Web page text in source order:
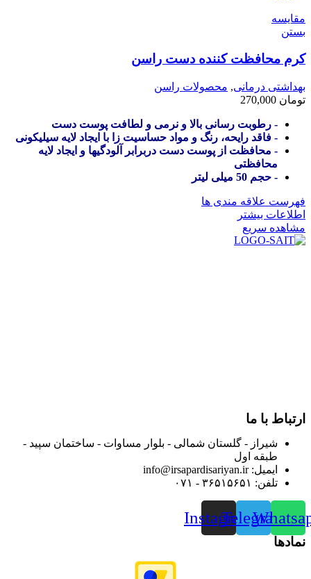
مقایسه
بستن
کرم محافظت کننده دست راسن
بهداشتی درمانی, محصولات راسن
تومان
- رطوبت رسانی بالا و نرمی و لطافت پوست دست
- فاقد رایحه، رنگ و مواد حساسیت زا با ایجاد لایه سیلیکونی
- محافظت از پوست دست دربرابر آلودگیها و ایجاد لایه
محافظتی
- حجم 50 میلی لیتر
فهرست علاقه مندی ها
اطلاعات بیشتر
مشاهده سریع
ارتباط با ما
شیراز - گلستان شمالی - بلوار مساوات - ساختمان سپید -
طبقه اول
ایمیل: info@irsapardisariyan.ir
تلفن: ۳۶۵۱۵۶۵۱ - ۰۷۱
Telegram
Instagram
نمادها